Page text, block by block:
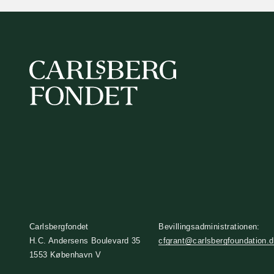
Carlsbergfondet
H.C. Andersens Boulevard 35
1553 København V
Bevillingsadministrationen: